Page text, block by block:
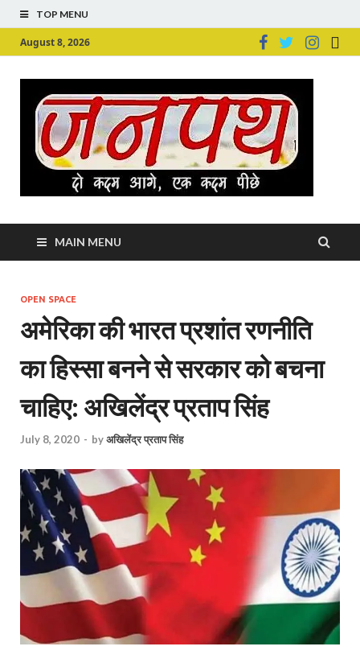
TOP MENU
August 8, 2026
MAIN MENU
OPEN SPACE
अमेरिका की भारत प्रशांत रणनीति
का हिस्सा बनने से सरकार को बचना
चाहिए: अखिलेंद्र प्रताप सिंह
July 8, 2020 - byअखिलेंद्र प्रताप सिंह